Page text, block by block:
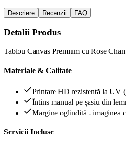
Descriere Recenzii FAQ
Detalii Produs
Tablou Canvas Premium cu Rose
Materiale & Calitate
Printare HD rezistentă la UV
Întins manual pe șasiu din
Margine oglindită - imaginea
Servicii Incluse